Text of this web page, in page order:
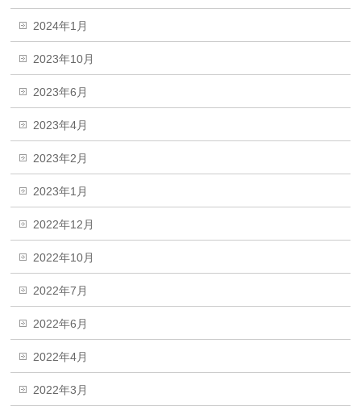
2024年1月
2023年10月
2023年6月
2023年4月
2023年2月
2023年1月
2022年12月
2022年10月
2022年7月
2022年6月
2022年4月
2022年3月